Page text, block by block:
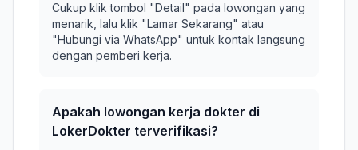
Cukup klik tombol "Detail" pada lowongan yang
menarik, lalu klik "Lamar Sekarang" atau
"Hubungi via WhatsApp" untuk kontak langsung
dengan pemberi kerja.
Apakah lowongan kerja dokter di
LokerDokter terverifikasi?